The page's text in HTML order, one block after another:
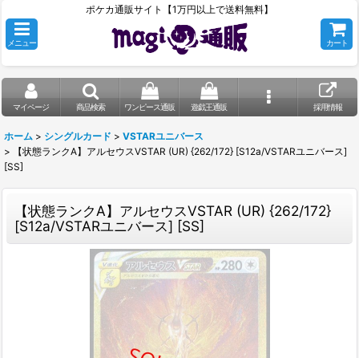
ポケカ通販サイト【1万円以上で送料無料】
メニュー カート
マイページ 商品検索 ワンピース通販 遊戯王通販 採用情報
ホーム > シングルカード > VSTARユニバース
>
【状態ランクA】アルセウスVSTAR (UR) {262/172} [S12a/VSTARユニバース]
[SS]
【状態ランクA】アルセウスVSTAR (UR) {262/172}
[S12a/VSTARユニバース] [SS]